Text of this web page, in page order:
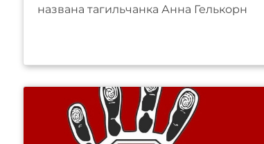
названа тагильчанка Анна Гелькорн